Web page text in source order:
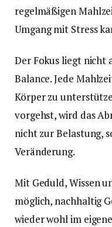
regelmäßigen
Umgang mit Stress
Der Fokus liegt nicht
Balance. Jede
Körper zu
vorgehst, wird das
nicht zur Belastung,
Veränderung.
Mit Geduld, Wissen
möglich, nachhaltig
wieder wohl im